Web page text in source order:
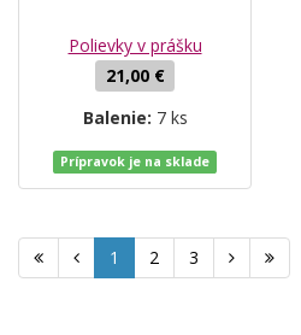
Polievky v prášku
21,00 €
Balenie: 7 ks
Prípravok je na sklade
1 2 3